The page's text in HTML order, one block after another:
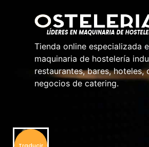
Tienda online especializada
maquinaria de hostelería
restaurantes, bares, hoteles,
negocios de catering.